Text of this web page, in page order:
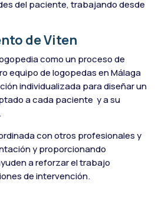
del paciente, trabajando desde
de Viten
como un proceso de
equipo de logopedas en Málaga
individualizada para diseñar un
a cada paciente y a su
con otros profesionales y
y proporcionando
a reforzar el trabajo
de intervención.